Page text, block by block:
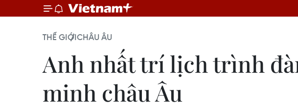
THẾ GIỚICHÂU ÂU
Anh nhất trí lịch trình
minh châu Âu